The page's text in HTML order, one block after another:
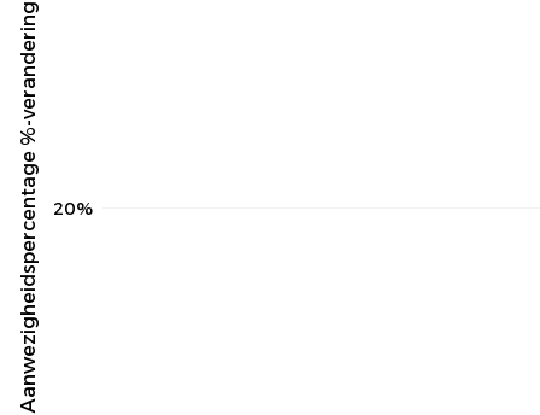
Aanwezigheidspercentage %-verandering 20%